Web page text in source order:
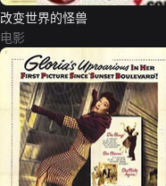
改变世界的怪兽
电影